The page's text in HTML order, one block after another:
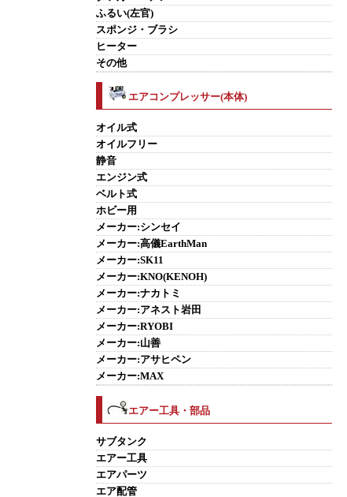
ふるい(左官)
スポンジ・ブラシ
ヒーター
その他
エアコンプレッサー(本体)
オイル式
オイルフリー
静音
エンジン式
ベルト式
ホビー用
メーカー:シンセイ
メーカー:高儀EarthMan
メーカー:SK11
メーカー:KNO(KENOH)
メーカー:ナカトミ
メーカー:アネスト岩田
メーカー:RYOBI
メーカー:山善
メーカー:アサヒペン
メーカー:MAX
エアー工具・部品
サブタンク
エアー工具
エアパーツ
エア配管